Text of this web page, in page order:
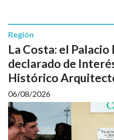
La Costa: el
declarado de
Histórico
Región
06/08/2026